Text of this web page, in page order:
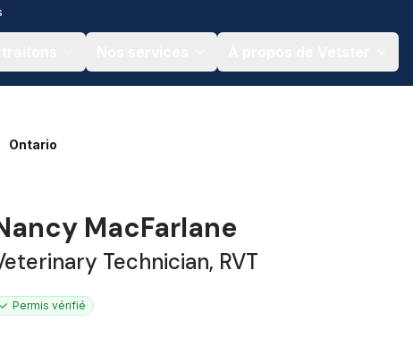
Ontario
MacFarlane
Technician, RVT
Permis vérifié